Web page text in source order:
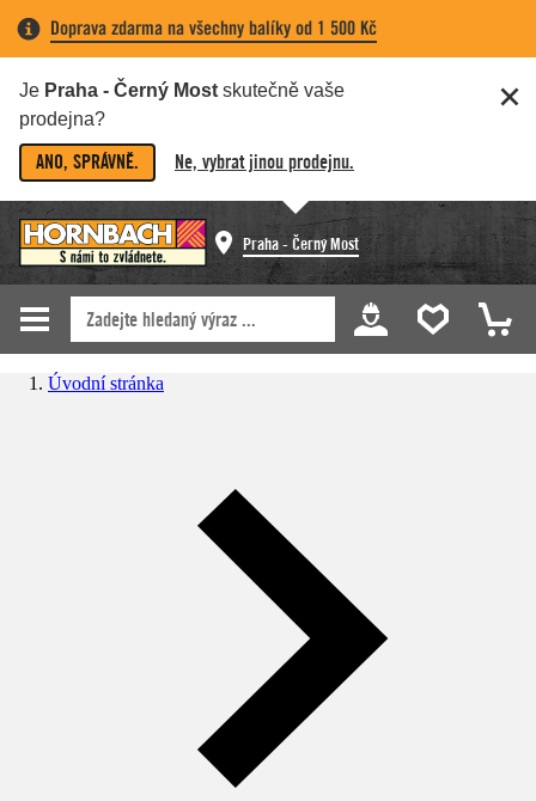
Doprava zdarma na všechny balíky od 1 500 Kč
Je Praha - Černý Most skutečně vaše
prodejna?
ANO, SPRÁVNĚ. Ne, vybrat jinou prodejnu.
Praha - Černý Most
Úvodní stránka